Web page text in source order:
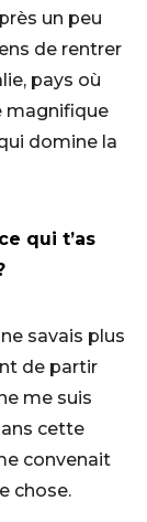
un peu
de rentrer
pays où
magnifique
domine la
qui t’as
savais plus
de partir
me suis
cette
convenait
chose.